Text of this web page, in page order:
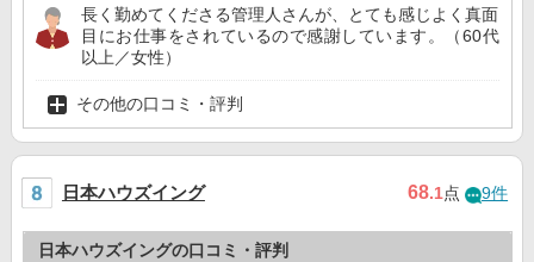
長く勤めてくださる管理人さんが、とても感じよく真面
目にお仕事をされているので感謝しています。（60代
以上／女性）
その他の口コミ・評判
日本ハウズイング 68.1点 9件
日本ハウズイングの口コミ・評判